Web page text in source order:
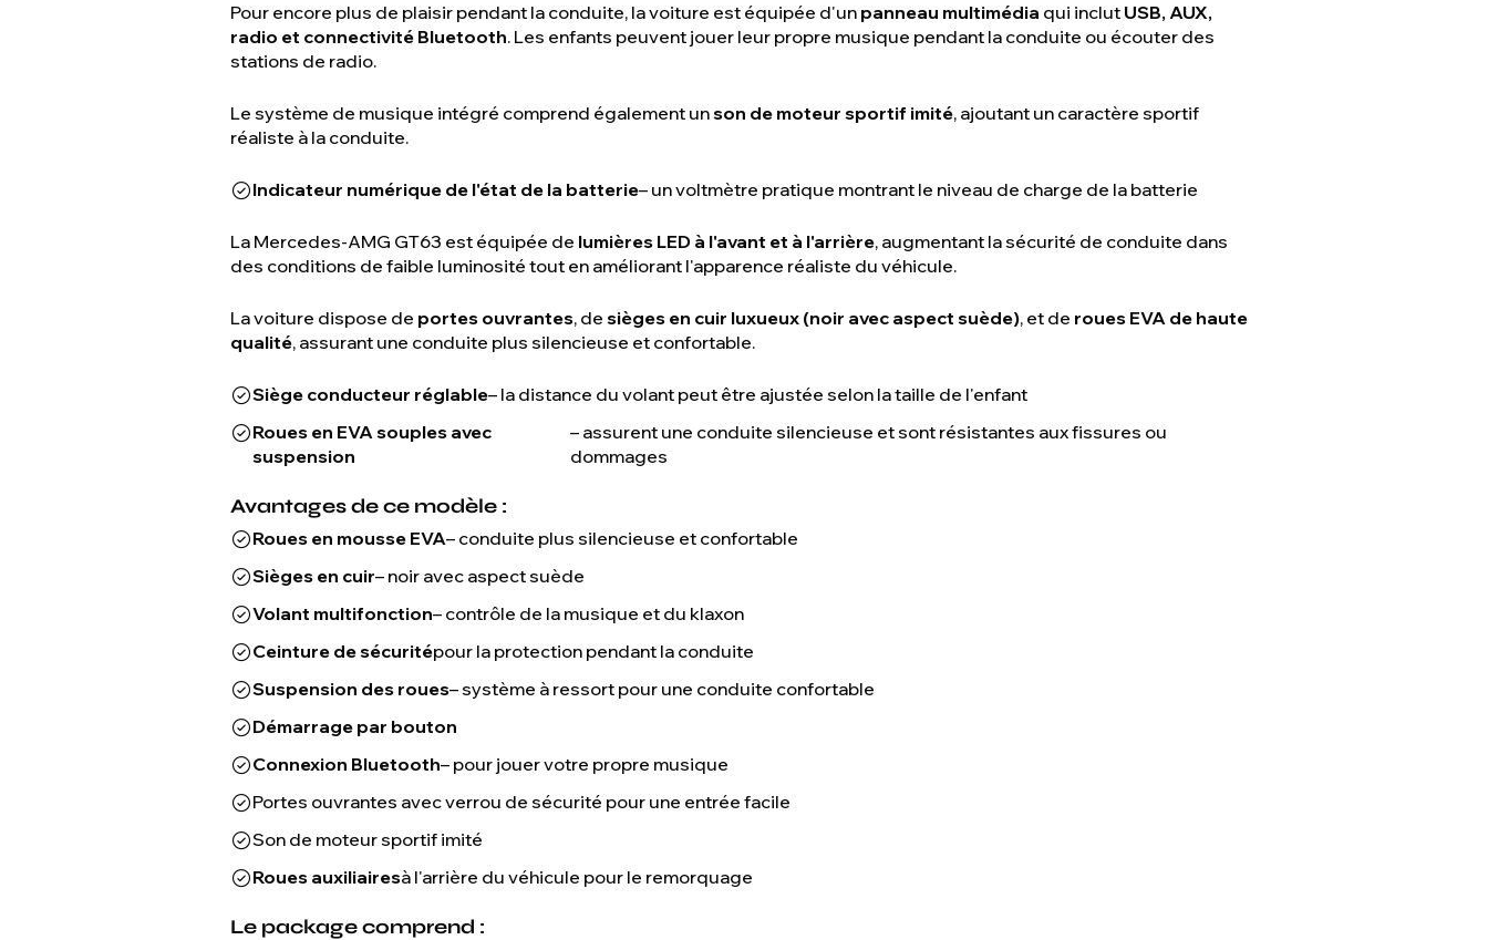
Pour encore plus de plaisir pendant la conduite, la voiture est équipée d'un panneau multimédia qui inclut USB, AUX,
radio et connectivité Bluetooth. Les enfants peuvent jouer leur propre musique pendant la conduite ou écouter des
stations de radio.
Le système de musique intégré comprend également unson de moteur sportif imité, ajoutant un caractère sportif
réaliste à la conduite.
Indicateur numérique de l'état de la batterie– un voltmètre pratique montrant le niveau de charge de la batterie
La Mercedes-AMG GT63 est équipée de lumières LED à l'avant et à l'arrière, augmentant la sécurité de conduite dans
des conditions de faible luminosité tout en améliorant l'apparence réaliste du véhicule.
La voiture dispose de portes ouvrantes, de sièges en cuir luxueux (noir avec aspect suède), et de roues EVA de haute
qualité, assurant une conduite plus silencieuse et confortable.
Siège conducteur réglable– la distance du volant peut être ajustée selon la taille de l'enfant
Roues en EVA souples avec
suspension
– assurent une conduite silencieuse et sont résistantes aux fissures ou
dommages
Avantages de ce modèle :
Roues en mousse EVA– conduite plus silencieuse et confortable
Sièges en cuir– noir avec aspect suède
Volant multifonction– contrôle de la musique et du klaxon
Ceinture de sécuritépour la protection pendant la conduite
Suspension des roues– système à ressort pour une conduite confortable
Démarrage par bouton
Connexion Bluetooth– pour jouer votre propre musique
Portes ouvrantes avec verrou de sécurité pour une entrée facile
Son de moteur sportif imité
Roues auxiliairesà l'arrière du véhicule pour le remorquage
Le package comprend :